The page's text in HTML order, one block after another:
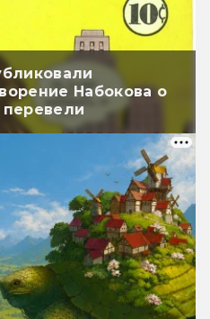
Набокова о